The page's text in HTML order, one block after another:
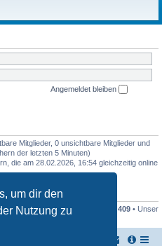
um dir den
Nutzung zu
Angemeldet bleiben
Mitglieder, 0 unsichtbare Mitglieder und
der letzten 5 Minuten)
die am 28.02.2026, 16:54 gleichzeitig online
17948• Mitglieder insgesamt 409 • Unser